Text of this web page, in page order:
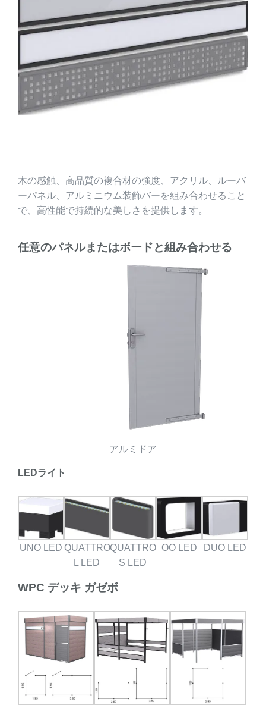
木の感触、高品質の複合材の強度、アクリル、ルーバ
ーパネル、アルミニウム装飾バーを組み合わせること
で、高性能で持続的な美しさを提供します。
任意のパネルまたはボードと組み合わせる
アルミドア
LEDライト
UNO LED QUATTRO
L LED
QUATTRO
S LED
OO LED DUO LED
WPC デッキ ガゼボ